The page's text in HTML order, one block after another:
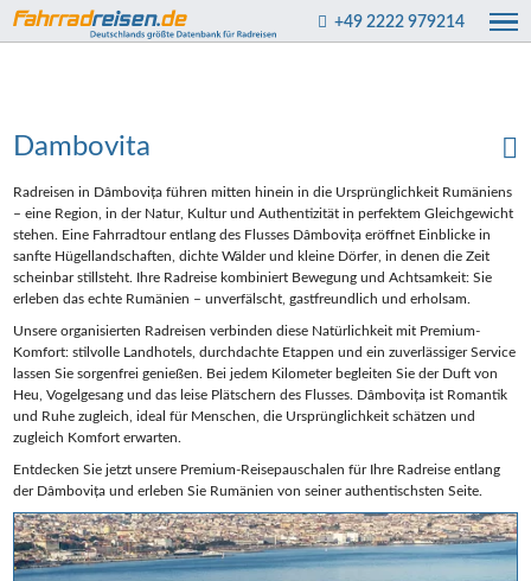
+49 2222 979214
Dambovita
Radreisen in Dâmbovița führen mitten hinein in die Ursprünglichkeit Rumäniens
– eine Region, in der Natur, Kultur und Authentizität in perfektem Gleichgewicht
stehen. Eine Fahrradtour entlang des Flusses Dâmbovița eröffnet Einblicke in
sanfte Hügellandschaften, dichte Wälder und kleine Dörfer, in denen die Zeit
scheinbar stillsteht. Ihre Radreise kombiniert Bewegung und Achtsamkeit: Sie
erleben das echte Rumänien – unverfälscht, gastfreundlich und erholsam.
Unsere organisierten Radreisen verbinden diese Natürlichkeit mit Premium-
Komfort: stilvolle Landhotels, durchdachte Etappen und ein zuverlässiger Service
lassen Sie sorgenfrei genießen. Bei jedem Kilometer begleiten Sie der Duft von
Heu, Vogelgesang und das leise Plätschern des Flusses. Dâmbovița ist Romantik
und Ruhe zugleich, ideal für Menschen, die Ursprünglichkeit schätzen und
zugleich Komfort erwarten.
Entdecken Sie jetzt unsere Premium-Reisepauschalen für Ihre Radreise entlang
der Dâmbovița und erleben Sie Rumänien von seiner authentischsten Seite.